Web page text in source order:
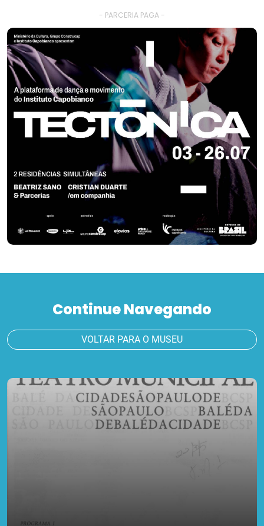
- PARCERIA PAGA -
Continue Navegando
VOLTAR PARA O MUSEU